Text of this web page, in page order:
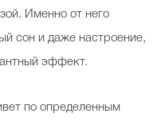
Именно от него
сон и даже настроение,
эффект.
по определенным